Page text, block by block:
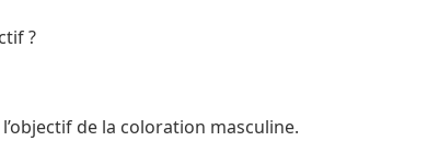
?
de la coloration masculine.